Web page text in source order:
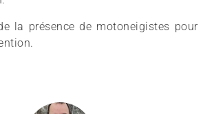
la présence de motoneigistes pour